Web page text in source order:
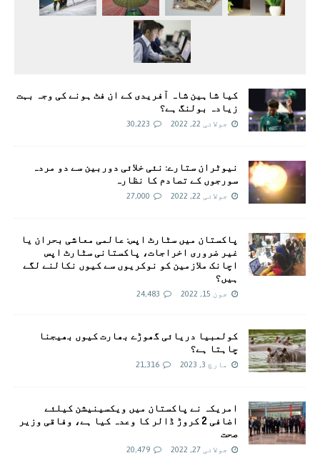
کیا شاہین شاہ آفریدی کے ان فٹ ہونے کی وجہ بہت
زیادہ بولنگ ہے؟
جولائی 22, 2022 30,223
نیوٹران ستارے: نئی خلائی دوربین سے دو مردہ
سورجوں کے تصادم کا نظارہ
جولائی 22, 2022 27,000
پاکستان میں سٹارٹ اپس: عالمی معاشی بحران یا
غیر ضروری اخراجات، پاکستانی سٹارٹ اپس
اچانک ملازمین کو نوکریوں سے کیوں نکالنے لگے
ہیں؟
جون 15, 2022 24,483
کولمبیا دریائی گھوڑے بھارت کیوں بھیجنا
چاہتا ہے؟
مارچ 3, 2023 21,316
امريکہ نے پاکستان میں ویکسینیشن کیلئے
اضافی 2 کروڑ ڈالر کا وعدہ کیا ہے، وفاقی وزیر
صحت
جولائی 27, 2022 20,479